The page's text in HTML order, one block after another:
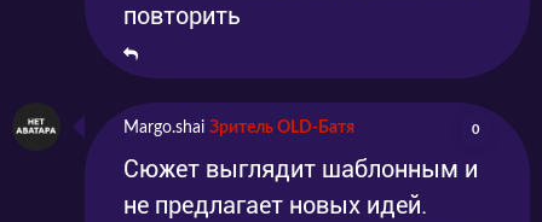
повторить
Margo.shai Зритель OLD-Батя 0
Сюжет выглядит шаблонным и
не предлагает новых идей.